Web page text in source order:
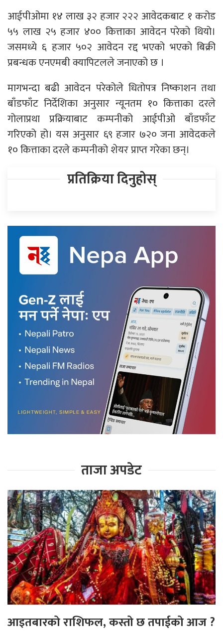
आईपीओमा १४ लाख ३२ हजार २२२ आवेदकबाट १ करोड
५५ लाख २५ हजार ४०० कित्ताका आवेदन परेको थियो।
जसमध्ये ६ हजार ५०२ आवेदन रद्द भएको भएको बिक्री
प्रबन्धक एनएमबी क्यापिटलले जनाएको छ ।
मागभन्दा बढी आवेदन परेकोले धितोपत्र निष्काशन तथा
बाँडफाँट निर्देशिका अनुसार न्यूनतम १० कित्ताका दरले
गोलाप्रथा प्रक्रियाबाट कम्पनीको आईपीओ बाँडफाँट
गरिएको हो। यस अनुसार ६९ हजार ७२० जना आवेदकले
१० कित्ताका दरले कम्पनीको शेयर प्राप्त गरेका छन्।
प्रतिक्रिया दिनुहोस्
ताजा अपडेट
आइतबारको राशिफल, कस्तो छ तपाईको आज ?